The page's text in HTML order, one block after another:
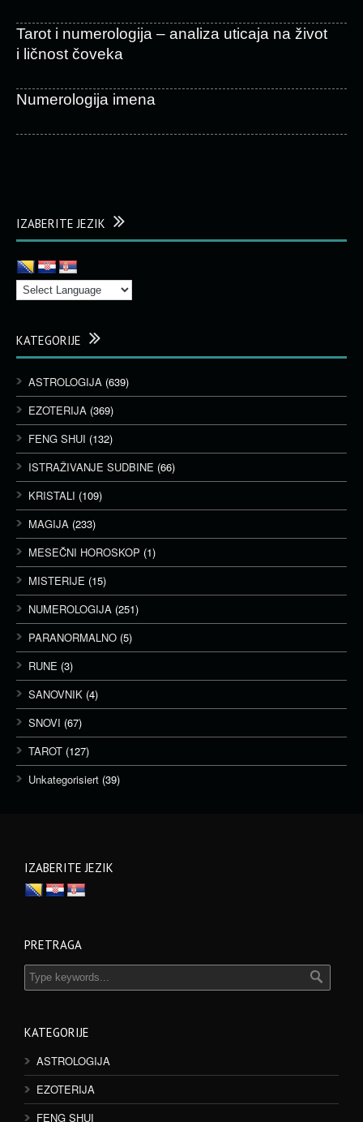
Tarot i numerologija – analiza uticaja na život
i ličnost čoveka
Numerologija imena
IZABERITE JEZIK
KATEGORIJE
ASTROLOGIJA (639)
EZOTERIJA (369)
FENG SHUI (132)
ISTRAŽIVANJE SUDBINE (66)
KRISTALI (109)
MAGIJA (233)
MESEČNI HOROSKOP (1)
MISTERIJE (15)
NUMEROLOGIJA (251)
PARANORMALNO (5)
RUNE (3)
SANOVNIK (4)
SNOVI (67)
TAROT (127)
Unkategorisiert (39)
IZABERITE JEZIK
PRETRAGA
KATEGORIJE
ASTROLOGIJA
EZOTERIJA
FENG SHUI